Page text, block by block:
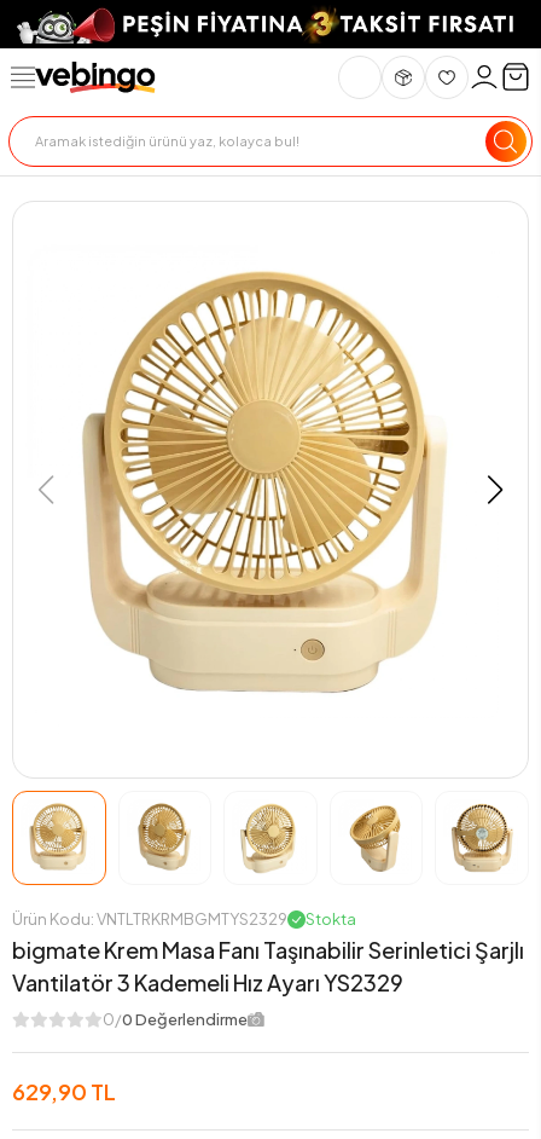
Ürün Kodu: VNTLTRKRMBGMTYS2329 Stokta
bigmate Krem Masa Fanı Taşınabilir Serinletici Şarjlı
Vantilatör 3 Kademeli Hız Ayarı YS2329
0/0 Değerlendirme
629,90 TL
Genel Bakış Ürün Açıklaması Teknik Özellikler Teslimat Ve İade